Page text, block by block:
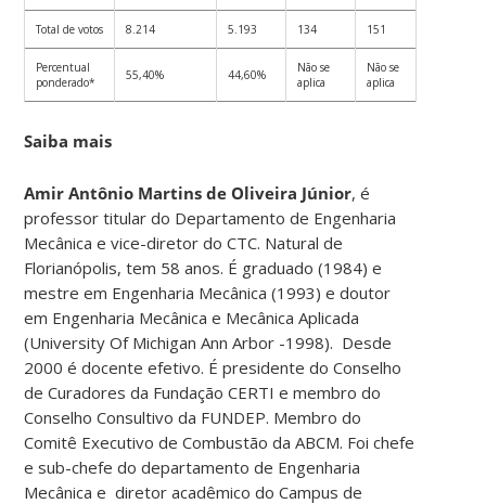
Total de votos 8.214 5.193 134 151
Percentual
ponderado*
55,40% 44,60%
Não se
aplica
Não se
aplica
Saiba mais
Amir Antônio Martins de Oliveira Júnior, é
professor titular do Departamento de Engenharia
Mecânica e vice-diretor do CTC. Natural de
Florianópolis, tem 58 anos. É graduado (1984) e
mestre em Engenharia Mecânica (1993) e doutor
em Engenharia Mecânica e Mecânica Aplicada
(University Of Michigan Ann Arbor -1998). Desde
2000 é docente efetivo. É presidente do Conselho
de Curadores da Fundação CERTI e membro do
Conselho Consultivo da FUNDEP. Membro do
Comitê Executivo de Combustão da ABCM. Foi chefe
e sub-chefe do departamento de Engenharia
Mecânica e diretor acadêmico do Campus de